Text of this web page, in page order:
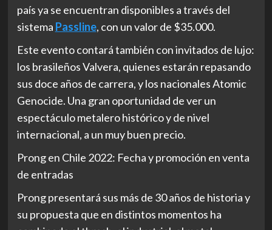
país ya se encuentran disponibles a través del
sistema Passline, con un valor de $35.000.
Este evento contará también con invitados de lujo:
los brasileños Valvera, quienes estarán repasando
sus doce años de carrera, y los nacionales Atomic
Genocide. Una gran oportunidad de ver un
espectáculo metalero histórico y de nivel
internacional, a un muy buen precio.
Prong en Chile 2022: Fecha y promoción en venta
de entradas
Prong presentará sus más de 30 años de historia y
su propuesta que en distintos momentos ha